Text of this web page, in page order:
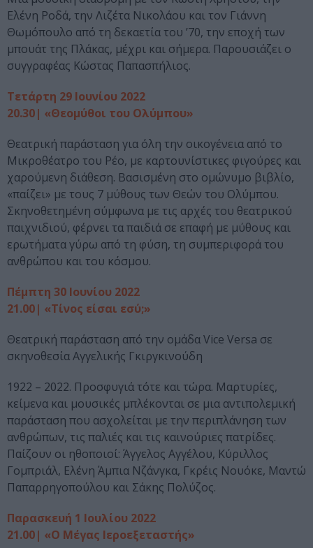
Ελένη Ροδά, την Λιζέτα Νικολάου και τον Γιάννη
Θωμόπουλο από τη δεκαετία του ’70, την εποχή των
μπουάτ της Πλάκας, μέχρι και σήμερα. Παρουσιάζει ο
συγγραφέας Κώστας Παπασπήλιος.
Τετάρτη 29 Ιουνίου 2022
20.30| «Θεομύθοι του Ολύμπου»
Θεατρική παράσταση για όλη την οικογένεια από το
Μικροθέατρο του Ρέο, με καρτουνίστικες φιγούρες και
χαρούμενη διάθεση. Βασισμένη στο ομώνυμο βιβλίο,
«παίζει» με τους 7 μύθους των Θεών του Ολύμπου.
Σκηνοθετημένη σύμφωνα με τις αρχές του θεατρικού
παιχνιδιού, φέρνει τα παιδιά σε επαφή με μύθους και
ερωτήματα γύρω από τη φύση, τη συμπεριφορά του
ανθρώπου και του κόσμου.
Πέμπτη 30 Ιουνίου 2022
21.00| «Τίνος είσαι εσύ;»
Θεατρική παράσταση από την ομάδα Vice Versa σε
σκηνοθεσία Αγγελικής Γκιργκινούδη
1922 – 2022. Προσφυγιά τότε και τώρα. Μαρτυρίες,
κείμενα και μουσικές μπλέκονται σε μια αντιπολεμική
παράσταση που ασχολείται με την περιπλάνηση των
ανθρώπων, τις παλιές και τις καινούριες πατρίδες.
Παίζουν οι ηθοποιοί: Άγγελος Αγγέλου, Κύριλλος
Γομπριάλ, Ελένη Άμπια Νζάνγκα, Γκρέις Νουόκε, Μαντώ
Παπαρρηγοπούλου και Σάκης Πολύζος.
Παρασκευή 1 Ιουλίου 2022
21.00| «Ο Μέγας Ιεροεξεταστής»